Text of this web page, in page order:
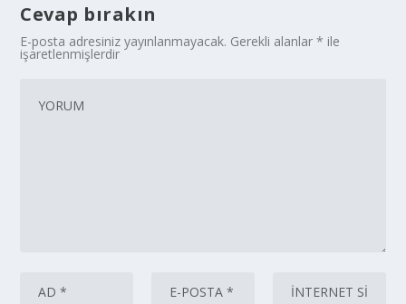
Cevap bırakın
E-posta adresiniz yayınlanmayacak. Gerekli alanlar* ile
işaretlenmişlerdir